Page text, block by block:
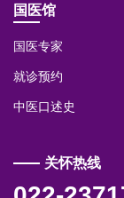
国医馆
国医专家
就诊预约
中医口述史
关怀热线